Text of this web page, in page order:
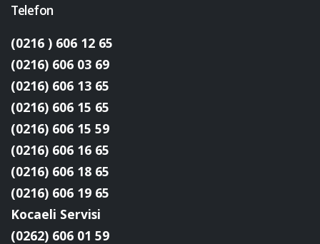
Telefon
(0216 ) 606 12 65
(0216) 606 03 69
(0216) 606 13 65
(0216) 606 15 65
(0216) 606 15 59
(0216) 606 16 65
(0216) 606 18 65
(0216) 606 19 65
Kocaeli Servisi
(0262) 606 01 59